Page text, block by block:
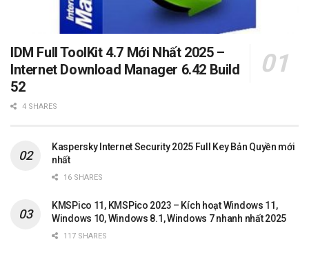
IDM Full ToolKit 4.7 Mới Nhất 2025 –
Internet Download Manager 6.42 Build
52
4 SHARES
Kaspersky Internet Security 2025 Full Key Bản Quyền mới
nhất
16 SHARES
KMSPico 11, KMSPico 2023 – Kích hoạt Windows 11,
Windows 10, Windows 8.1, Windows 7 nhanh nhất 2025
117 SHARES